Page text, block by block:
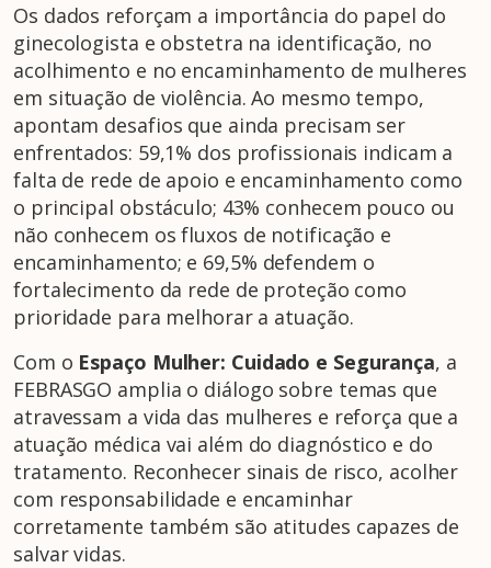
Os dados reforçam a importância do papel do
ginecologista e obstetra na identificação, no
acolhimento e no encaminhamento de mulheres
em situação de violência. Ao mesmo tempo,
apontam desafios que ainda precisam ser
enfrentados: 59,1% dos profissionais indicam a
falta de rede de apoio e encaminhamento como
o principal obstáculo; 43% conhecem pouco ou
não conhecem os fluxos de notificação e
encaminhamento; e 69,5% defendem o
fortalecimento da rede de proteção como
prioridade para melhorar a atuação.
Com o Espaço Mulher: Cuidado e Segurança, a
FEBRASGO amplia o diálogo sobre temas que
atravessam a vida das mulheres e reforça que a
atuação médica vai além do diagnóstico e do
tratamento. Reconhecer sinais de risco, acolher
com responsabilidade e encaminhar
corretamente também são atitudes capazes de
salvar vidas.